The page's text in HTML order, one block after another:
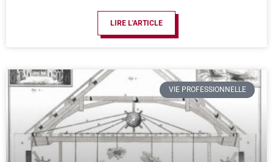
LIRE L'ARTICLE
VIE PROFESSIONNELLE